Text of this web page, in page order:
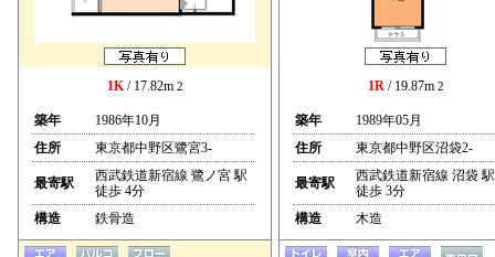
1K/ 17.82m 2
築年
1986年10月
住所
東京都中野区鷺宮3-
最寄駅
西武鉄道新宿線 鷺ノ宮 駅
徒歩 4分
構造
鉄骨造
1R/ 19.87m 2
築年
1989年05月
住所
東京都中野区沼袋2-
最寄駅
西武鉄道新宿線 沼袋 駅
徒歩 3分
構造
木造